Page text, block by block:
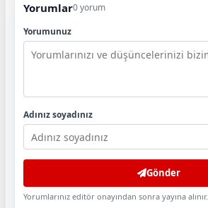
Yorumlar0 yorum
Yorumunuz
Adınız soyadınız
Gönder
Yorumlarınız editör onayından sonra yayına alınır.